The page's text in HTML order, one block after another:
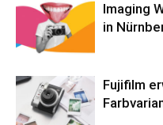
Imaging
in
Fujifilm